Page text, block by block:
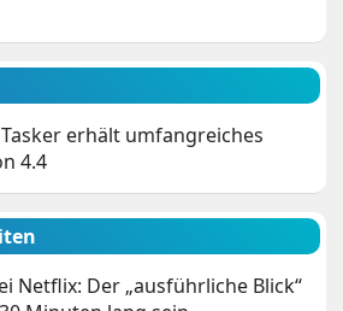
Tasker erhält umfangreiches
4.4
Netflix: Der „ausführliche Blick“